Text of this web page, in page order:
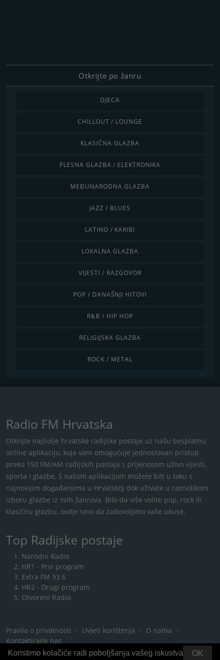
Otkrijte po žanru
DJECA
CHILLOUT / LOUNGE
KLASIČNA GLAZBA
PLESNA GLAZBA / ELEKTRONIKA
MEĐUNARODNA GLAZBA
JAZZ / BLUES
LATINO / KARIBI
LOKALNA GLAZBA
VIJESTI / RAZGOVOR
POP / DANAŠNJI HITOVI
R&B / HIP HOP
RELIGIJSKA GLAZBA
ROCK / METAL
Radio FM Hrvatska
Otkrijte najbolje hrvatske radijske postaje uz našu besplatnu
online aplikaciju, koja vam omogućuje jednostavan pristup
preko 150 FM/AM radijskih postaja s ​​prijenosom uživo vijesti,
sporta i glazbe. S našom aplikacijom možete biti u toku s
najnovijim događanjima u Hrvatskoj dok uživate u raznolikom
izboru glazbe iz svih žanrova. Bilo da više volite pop, rock ili
klasičnu glazbu, ovdje smo da zadovoljimo vaše ukuse.
Top Radijske postaje
Narodni Radio
HR1 - Prvi program
Extra FM 93.6
HR2 - Drugi program
Otvoreni Radio
Pravila o privatnosti ・ Uvjeti korištenja ・ O nama ・
Kontaktirajte nas
OK
Koristimo kolačiće radi poboljšanja vašeg iskustva